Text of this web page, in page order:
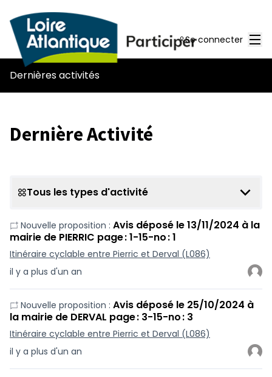
Se connecter
Dernières activités
Dernière Activité
Tous les types d'activité
il y a plus d'un an
Nouvelle proposition : Avis déposé le 13/11/2024 à la
mairie de PIERRIC page : 1-15-no : 1
Itinéraire cyclable entre Pierric et Derval (L086)
il y a plus d'un an
Nouvelle proposition : Avis déposé le 25/10/2024 à
la mairie de DERVAL page : 3-15-no : 3
Itinéraire cyclable entre Pierric et Derval (L086)